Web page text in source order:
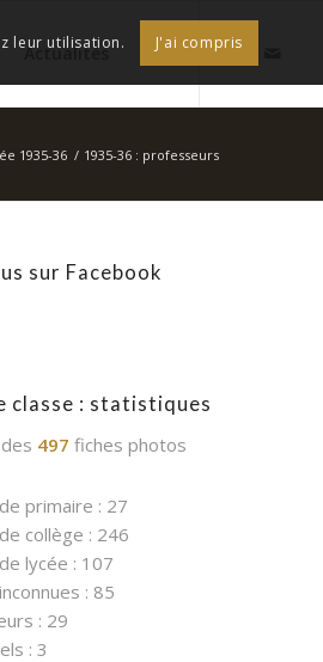
Actualités
1935-36 / 1935-36 : professeurs
sur Facebook
classe : statistiques
497 fiches photos
primaire : 27
collège : 246
lycée : 107
: 85
: 29
: 3
leur utilisation. J'ai compris